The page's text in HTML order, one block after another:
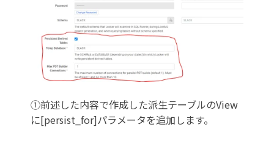
①前述した内容で作成した派生テーブルのView
に[persist_for]パラメータを追加します。